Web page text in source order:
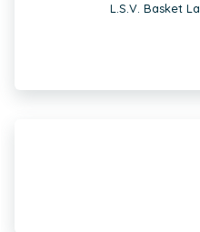
L.S.V. Basket